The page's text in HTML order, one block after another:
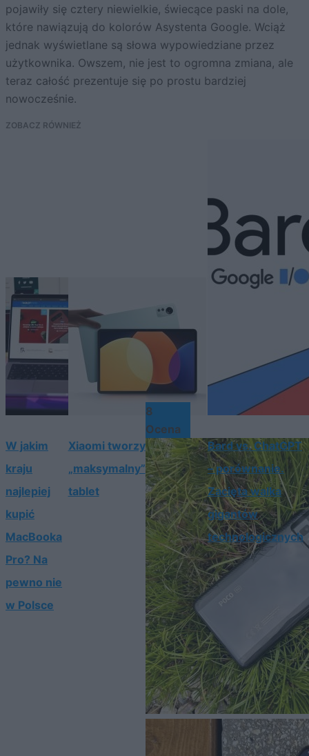
pojawiły się cztery niewielkie, świecące paski na dole,
które nawiązują do kolorów Asystenta Google. Wciąż
jednak wyświetlane są słowa wypowiedziane przez
użytkownika. Owszem, nie jest to ogromna zmiana, ale
teraz całość prezentuje się po prostu bardziej
nowocześnie.
ZOBACZ RÓWNIEŻ
W jakim
kraju
najlepiej
kupić
MacBooka
Pro? Na
pewno nie
w Polsce
Xiaomi tworzy
„maksymalny”
tablet
8
Ocena
Bard vs. ChatGPT
– porównanie.
Zacięta walka
gigantów
technologicznych